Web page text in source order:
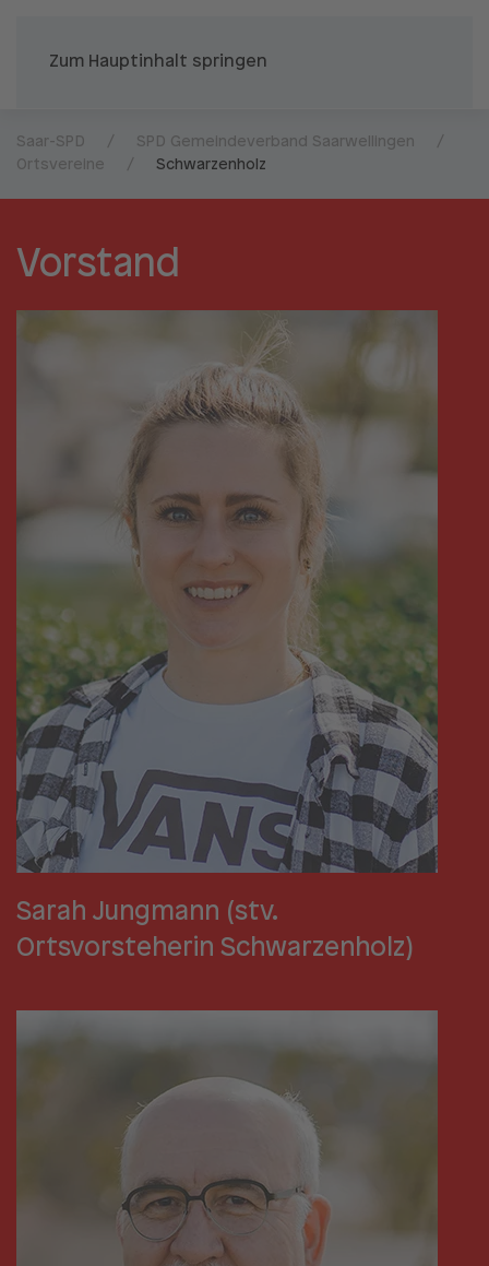
Zum Hauptinhalt springen
Saar-SPD
SPD Gemeindeverband Saarwellingen
Ortsvereine
Schwarzenholz
Vorstand
Sarah Jungmann (stv.
Ortsvorsteherin Schwarzenholz)